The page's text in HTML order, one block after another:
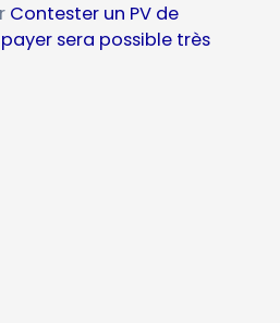
Contester un PV de
sera possible très